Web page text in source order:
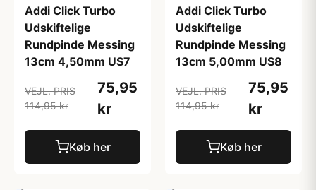
Addi Click Turbo
Udskiftelige
Rundpinde Messing
13cm 4,50mm US7
VEJL. PRIS
114,95 kr
75,95
kr
Køb her
Addi Click Turbo
Udskiftelige
Rundpinde Messing
13cm 5,00mm US8
VEJL. PRIS
114,95 kr
75,95
kr
Køb her